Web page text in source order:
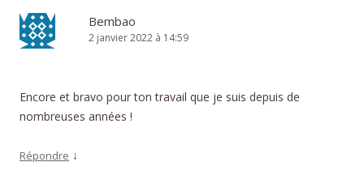
Bembao
2 janvier 2022 à 14:59
Encore et bravo pour ton travail que je suis depuis de
nombreuses années !
Répondre ↓